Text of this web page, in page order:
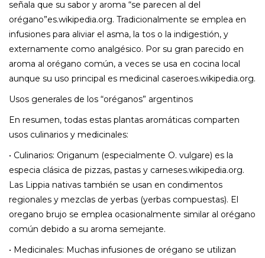
señala que su sabor y aroma “se parecen al del
orégano”es.wikipedia.org. Tradicionalmente se emplea en
infusiones para aliviar el asma, la tos o la indigestión, y
externamente como analgésico. Por su gran parecido en
aroma al orégano común, a veces se usa en cocina local
aunque su uso principal es medicinal caseroes.wikipedia.org.
Usos generales de los “oréganos” argentinos
En resumen, todas estas plantas aromáticas comparten
usos culinarios y medicinales:
• Culinarios: Origanum (especialmente O. vulgare) es la
especia clásica de pizzas, pastas y carneses.wikipedia.org.
Las Lippia nativas también se usan en condimentos
regionales y mezclas de yerbas (yerbas compuestas). El
oregano brujo se emplea ocasionalmente similar al orégano
común debido a su aroma semejante.
• Medicinales: Muchas infusiones de orégano se utilizan